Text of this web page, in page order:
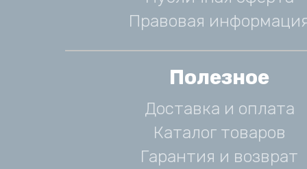
Правовая
Полезное
Доставка и оплата
Каталог товаров
Гарантия и возврат